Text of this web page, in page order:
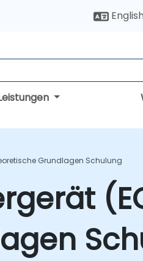
Grundlagen Schulung